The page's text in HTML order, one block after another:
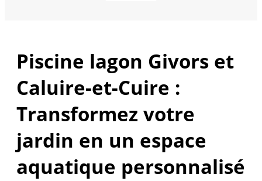
Piscine lagon Givors et
Caluire-et-Cuire :
Transformez votre
jardin en un espace
aquatique personnalisé